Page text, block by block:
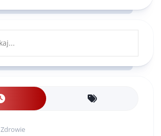
Zdrowie